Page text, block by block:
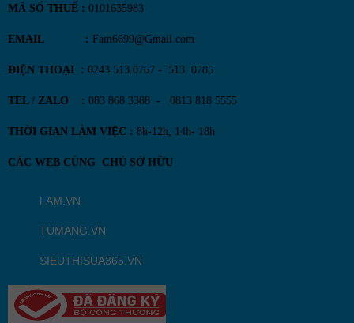
MÃ SỐ THUẾ : 0101635983
EMAIL : Fam6699@Gmail.com
ĐIỆN THOẠI : 0243.513.0767 - 513. 0785
TEL / ZALO : 083 868 3388 - 0813 818 5555
THỜI GIAN LÀM VIỆC : 8h-12h, 14h- 18h
CÁC WEB CÙNG CHỦ SỞ HỮU
FAM.VN
TUMANG.VN
SIEUTHISUA365.VN